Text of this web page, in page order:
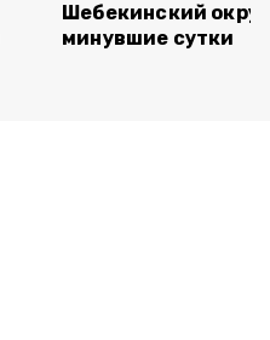
Шебекинский
минувшие сутки